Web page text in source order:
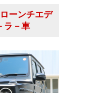
ーンチエデ
ラ－車